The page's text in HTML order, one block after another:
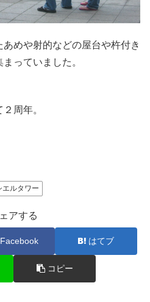
めや射的などの屋台や杵付き
っていました。
周年。
エルタワー
アする
Facebook はてブ
コピー